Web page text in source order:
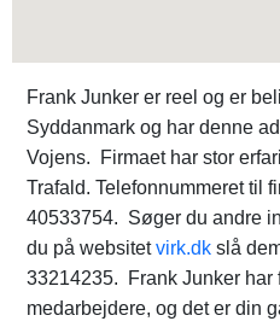
Frank Junker er reel og er
Syddanmark og har denne
Vojens. Firmaet har stor
Trafald. Telefonnummeret til
40533754. Søger du andre
du på websitetvirk.dk slå
33214235. Frank Junker har
medarbejdere, og det er din